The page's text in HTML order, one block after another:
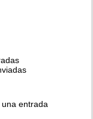
entrada